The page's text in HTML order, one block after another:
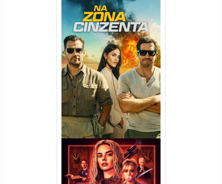
Na Zona Cinzenta Torrent
(2026) WEB-DL 1080p/4K
Dual Áudio